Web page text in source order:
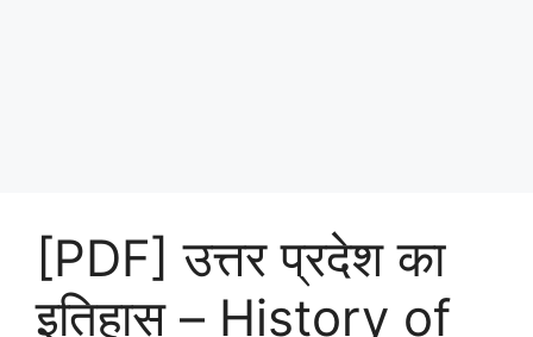
[PDF] उत्तर प्रदेश का
इतिहास – History of